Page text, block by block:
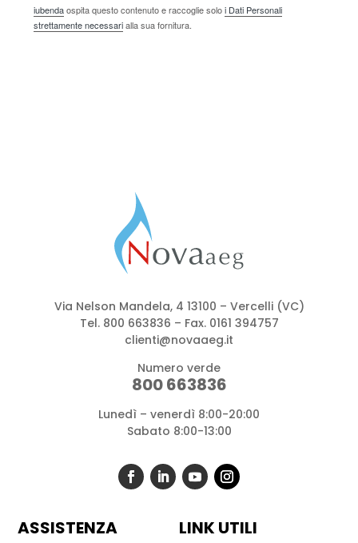
iubendaospita questo contenuto e raccoglie soloi Dati Personali
strettamente necessarialla sua fornitura.
Via Nelson Mandela, 4 13100 – Vercelli (VC)
Tel. 800 663836 – Fax. 0161 394757
clienti@novaaeg.it
Numero verde
800 663836
Lunedì – venerdì 8:00-20:00
Sabato 8:00-13:00
ASSISTENZA LINK UTILI